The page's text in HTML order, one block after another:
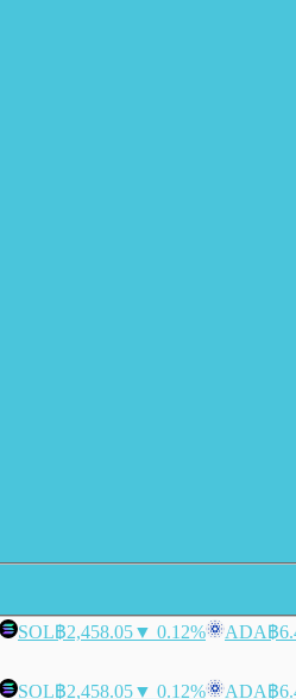
SOL฿2,458.05▼ 0.12% ADA฿
SOL฿2,458.05▼ 0.12% ADA฿